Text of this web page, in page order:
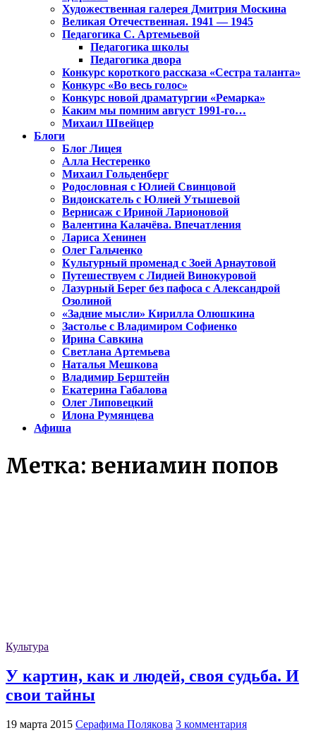
Художественная галерея Дмитрия Москина
Великая Отечественная. 1941 — 1945
Педагогика С. Артемьевой
Педагогика школы
Педагогика двора
Конкурс короткого рассказа «Сестра таланта»
Конкурс «Во весь голос»
Конкурс новой драматургии «Ремарка»
Каким мы помним август 1991-го…
Михаил Швейцер
Блоги
Блог Лицея
Алла Нестеренко
Михаил Гольденберг
Родословная с Юлией Свинцовой
Видоискатель с Юлией Утышевой
Вернисаж с Ириной Ларионовой
Валентина Калачёва. Впечатления
Лариса Хенинен
Олег Гальченко
Культурный променад с Зоей Арнаутовой
Путешествуем с Лидией Винокуровой
Лазурный Берег без пафоса с Александрой
Озолиной
«Задние мысли» Кирилла Олюшкина
Застолье с Владимиром Софиенко
Ирина Савкина
Светлана Артемьева
Наталья Мешкова
Владимир Берштейн
Екатерина Габалова
Олег Липовецкий
Илона Румянцева
Афиша
Метка: вениамин попов
Культура
У картин, как и людей, своя судьба. И
свои тайны
19 марта 2015 Серафима Полякова 3 комментария